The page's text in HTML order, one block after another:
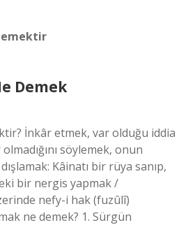
Demek
İnkâr etmek, var olduğu iddia
söylemek, onun
Kâinatı bir rüya sanıp,
bir nergis yapmak /
nefy-i hak (fuzûlî)
ne demek? 1. Sürgün